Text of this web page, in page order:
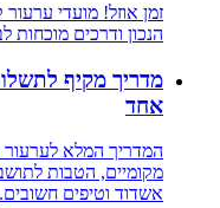
זמן אוזל! מועדי
הנכון ודרכים מוכחות
מדריך מקיף
אחד
המדריך המלא לערעור
מקומיים, הטבות
אשדוד וטיפים חשובים.